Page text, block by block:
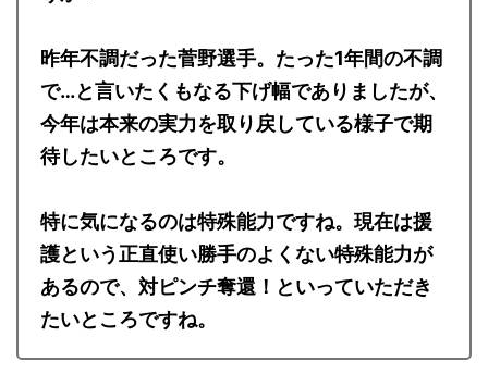
昨年不調だった菅野選手。たった1年間の不調
で…と言いたくもなる下げ幅でありましたが、
今年は本来の実力を取り戻している様子で期
特に気になるのは特殊能力ですね。現在は援
護という正直使い勝手のよくない特殊能力が
あるので、対ピンチ奪還！といっていただき